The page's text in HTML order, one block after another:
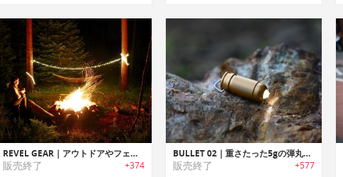
REVEL GEAR｜アウトドアやフェスに最適なポータブルLEDロープライト「レベルギア」
販売終了 +374
BULLET 02｜重さたった5gの弾丸デザインフラッシュライト「ブレット02」
販売終了 +577